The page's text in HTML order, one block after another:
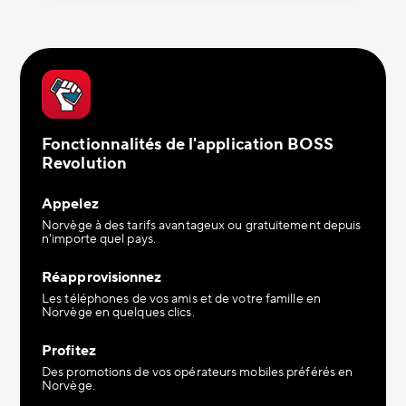
Fonctionnalités de l'application BOSS
Revolution
Appelez
Norvège à des tarifs avantageux ou gratuitement depuis
n'importe quel pays.
Réapprovisionnez
Les téléphones de vos amis et de votre famille en
Norvège en quelques clics.
Profitez
Des promotions de vos opérateurs mobiles préférés en
Norvège.